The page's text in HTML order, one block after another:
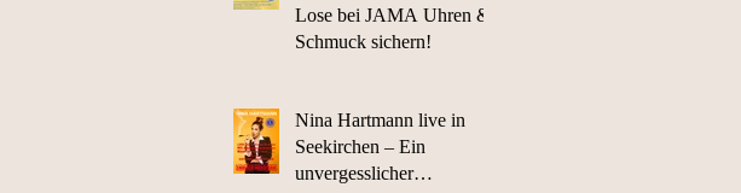
Lose bei JAMA Uhren &
Schmuck sichern!
Nina Hartmann live in
Seekirchen – Ein
unvergesslicher